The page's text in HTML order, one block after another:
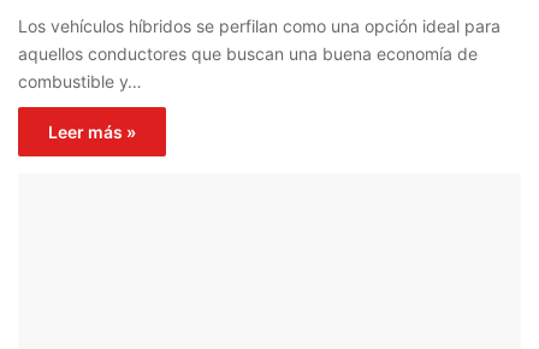
Los vehículos híbridos se perfilan como una opción ideal para
aquellos conductores que buscan una buena economía de
combustible y…
Leer más »